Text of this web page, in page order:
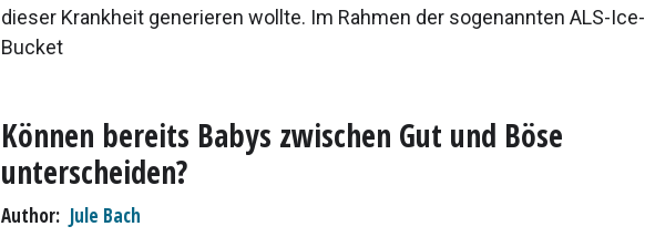
dieser Krankheit generieren wollte. Im Rahmen der sogenannten ALS-Ice-
Bucket
Können bereits Babys zwischen Gut und Böse
unterscheiden?
Author Jule Bach